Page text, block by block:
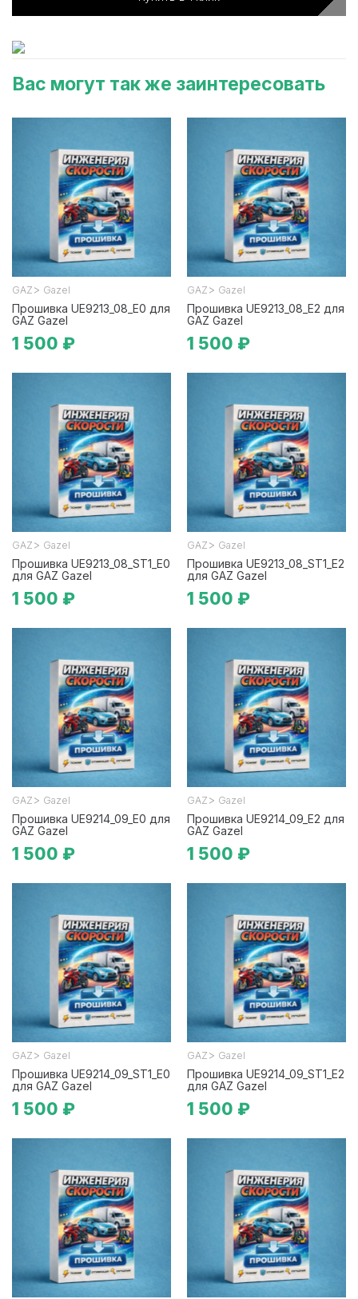
Вас могут так же заинтересовать
GAZ > Gazel
Прошивка UE9213_08_E0 для
GAZ Gazel
1 500 ₽
GAZ > Gazel
Прошивка UE9213_08_E2 для
GAZ Gazel
1 500 ₽
GAZ > Gazel
Прошивка UE9213_08_ST1_E0
для GAZ Gazel
1 500 ₽
GAZ > Gazel
Прошивка UE9213_08_ST1_E2
для GAZ Gazel
1 500 ₽
GAZ > Gazel
Прошивка UE9214_09_E0 для
GAZ Gazel
1 500 ₽
GAZ > Gazel
Прошивка UE9214_09_E2 для
GAZ Gazel
1 500 ₽
GAZ > Gazel
Прошивка UE9214_09_ST1_E0
для GAZ Gazel
1 500 ₽
GAZ > Gazel
Прошивка UE9214_09_ST1_E2
для GAZ Gazel
1 500 ₽